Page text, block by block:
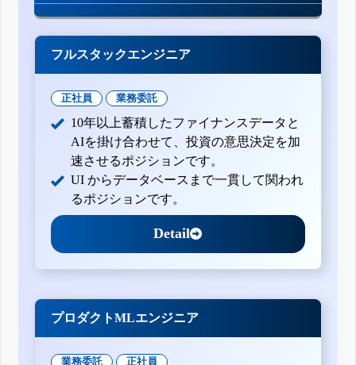
フルスタックエンジニア
正社員 業務委託
10年以上蓄積したファイナンスデータと
AIを掛け合わせて、投資の意思決定を加
速させるポジションです。
UI からデータベースまで一貫して関われ
るポジションです。
Detail
プロダクトMLエンジニア
業務委託 正社員